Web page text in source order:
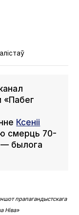
«Пабег
Ксеніі
смерць 70-
— былога
прапагандыстскага
Ніва»